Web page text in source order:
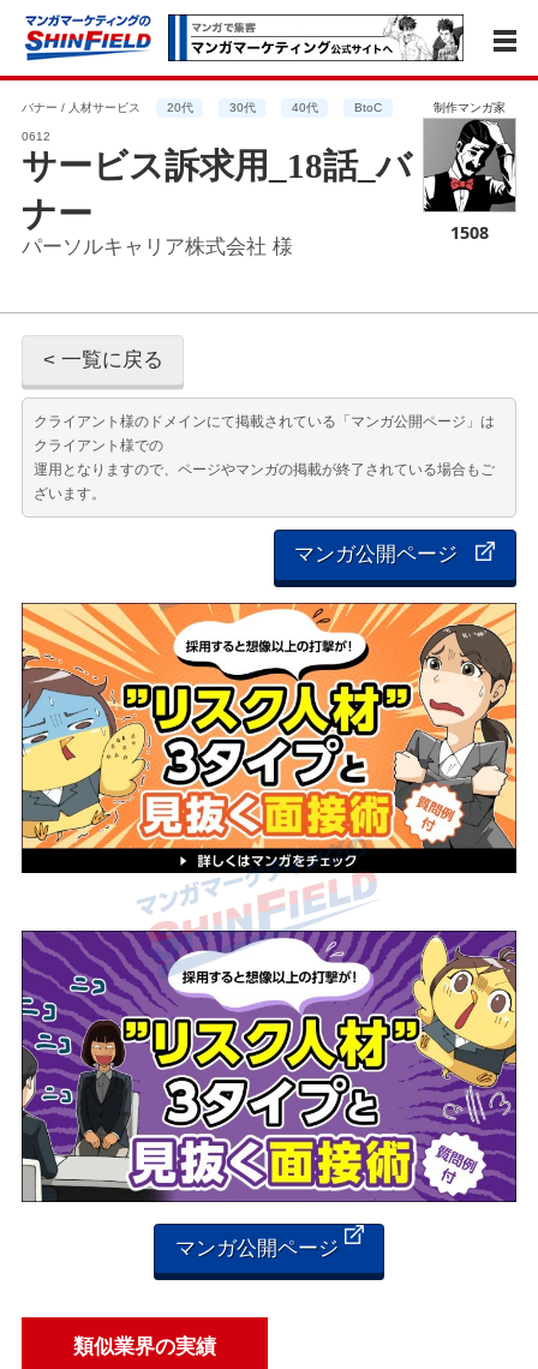
バナー / 人材サービス 20代 30代 40代 BtoC
0612
サービス訴求用_18話_バ
ナー
パーソルキャリア株式会社 様
制作マンガ家
1508
< 一覧に戻る
クライアント様のドメインにて掲載されている「マンガ公開ページ」は
クライアント様での
運用となりますので、ページやマンガの掲載が終了されている場合もご
ざいます。
マンガ公開ページ
マンガ公開ページ
類似業界の実績